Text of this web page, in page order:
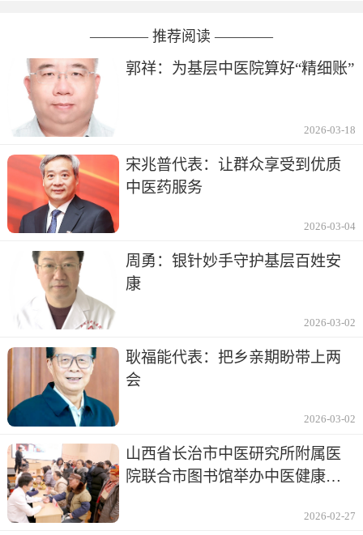
———— 推荐阅读 ————
郭祥：为基层中医院算好“精细账”
2026-03-18
宋兆普代表：让群众享受到优质
中医药服务
2026-03-04
周勇：银针妙手守护基层百姓安
康
2026-03-02
耿福能代表：把乡亲期盼带上两
会
2026-03-02
山西省长治市中医研究所附属医
院联合市图书馆举办中医健康讲
2026-02-27